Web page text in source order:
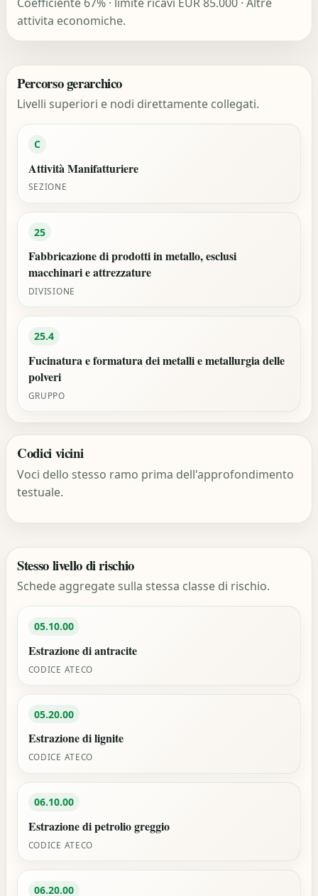
attivita economiche.
Percorso gerarchico
Livelli superiori e nodi direttamente collegati.
C
Attività Manifatturiere
SEZIONE
25
Fabbricazione di prodotti in metallo, esclusi
macchinari e attrezzature
DIVISIONE
25.4
Fucinatura e formatura dei metalli e metallurgia delle
polveri
GRUPPO
Codici vicini
Voci dello stesso ramo prima dell'approfondimento
testuale.
Stesso livello di rischio
Schede aggregate sulla stessa classe di rischio.
05.10.00
Estrazione di antracite
CODICE ATECO
05.20.00
Estrazione di lignite
CODICE ATECO
06.10.00
Estrazione di petrolio greggio
CODICE ATECO
06.20.00